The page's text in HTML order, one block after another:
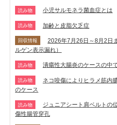
読み物 小児サルモネラ菌血症とは
読み物 加齢と皮脂欠乏症
回収情報
2026年7月26日～8月2日
ルゲン表示漏れ）
読み物 潰瘍性大腸炎のケースの中
読み物
ネコ咬傷によりヒラメ筋内
のケース
読み物
ジュニアシート肩ベルトの
傷性腸管穿孔